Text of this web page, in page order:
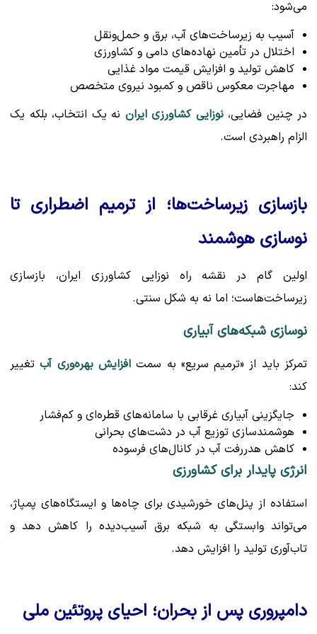
می‌شود:
آسیب به زیرساخت‌های آب، برق و حمل‌ونقل
اختلال در تأمین نهاده‌های دامی و کشاورزی
کاهش تولید و افزایش قیمت مواد غذایی
مهاجرت معکوس ناقص و کمبود نیروی متخصص
در چنین فضایی،نوزایی کشاورزی ایران نه یک انتخاب، بلکه یک
الزام راهبردی است.
بازسازی زیرساخت‌ها؛ از ترمیم اضطراری تا
نوسازی هوشمند
اولین گام در نقشه راه نوزایی کشاورزی ایران، بازسازی
زیرساخت‌هاست؛ اما نه به شکل سنتی.
نوسازی شبکه‌های آبیاری
تمرکز باید از «ترمیم سریع» به سمتافزایش بهره‌وری آبتغییر
کند:
جایگزینی آبیاری غرقابی با سامانه‌های قطره‌ای و کم‌فشار
هوشمندسازی توزیع آب در دشت‌های بحرانی
کاهش هدررفت آب در کانال‌های فرسوده
انرژی پایدار برای کشاورزی
استفاده از پنل‌های خورشیدی برای چاه‌ها و ایستگاه‌های پمپاژ،
می‌تواند وابستگی به شبکه برق آسیب‌دیده را کاهش دهد و
تاب‌آوری تولید را افزایش دهد.
دامپروری پس از بحران؛ احیای پروتئین ملی